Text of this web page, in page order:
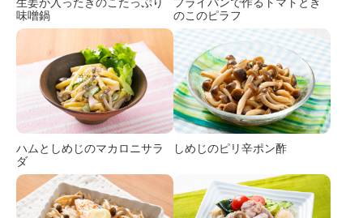
味噌鍋
のこのピラフ
ハムとしめじのマカロニサラ
ダ
しめじのピリ辛ポン酢